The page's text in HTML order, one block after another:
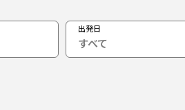
出発日
すべて